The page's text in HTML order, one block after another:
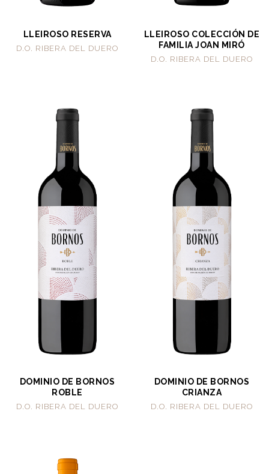
LLEIROSO RESERVA
D.O. RIBERA DEL DUERO
LLEIROSO COLECCIÓN DE
FAMILIA JOAN MIRÓ
D.O. RIBERA DEL DUERO
DOMINIO DE BORNOS
ROBLE
D.O. RIBERA DEL DUERO
DOMINIO DE BORNOS
CRIANZA
D.O. RIBERA DEL DUERO